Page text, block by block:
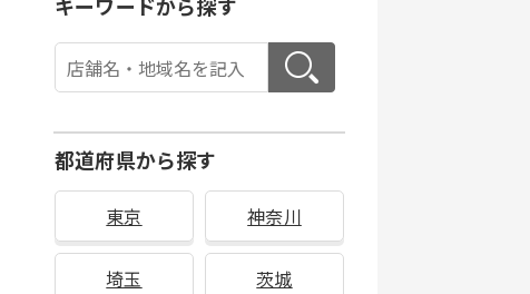
都道府県から探す
東京 神奈川
埼玉 茨城